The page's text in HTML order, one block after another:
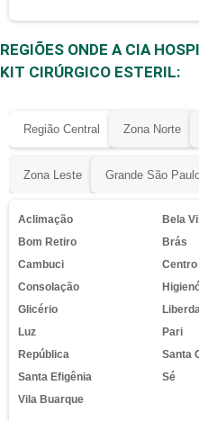
REGIÕES ONDE A CIA
KIT CIRÚRGICO ESTERIL:
Região Central Zona Norte
Zona Leste Grande São
Aclimação
Bela
Bom Retiro
Brás
Cambuci
Centro
Consolação
Glicério
Luz
Pari
República
Santa
Santa Efigênia
Sé
Vila Buarque